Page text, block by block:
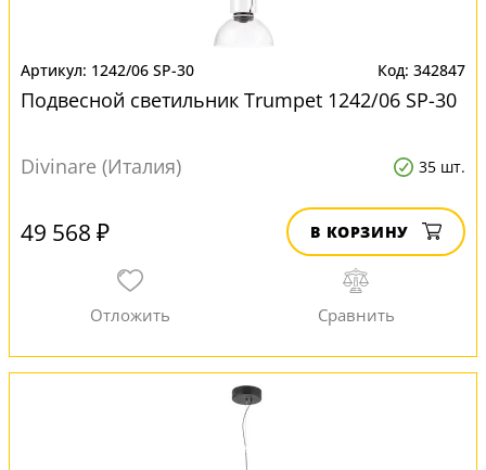
1242/06 SP-30 342847
Подвесной светильник Trumpet 1242/06 SP-30
Divinare (Италия) 35 шт.
49 568 ₽ В КОРЗИНУ